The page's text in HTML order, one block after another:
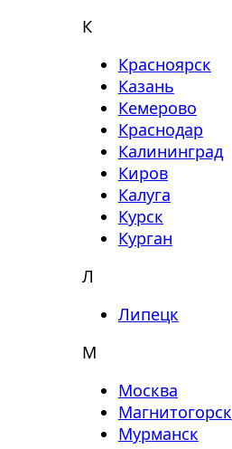
К
Красноярск
Казань
Кемерово
Краснодар
Калининград
Киров
Калуга
Курск
Курган
Л
Липецк
М
Москва
Магнитогорск
Мурманск